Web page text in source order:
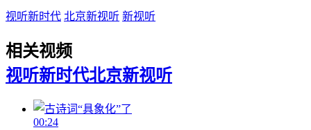
视听新时代 北京新视听 新视听
相关视频
视听新时代北京新视听
00:24